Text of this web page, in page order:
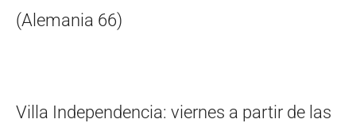
(Alemania 66)
Villa Independencia: viernes a partir de las